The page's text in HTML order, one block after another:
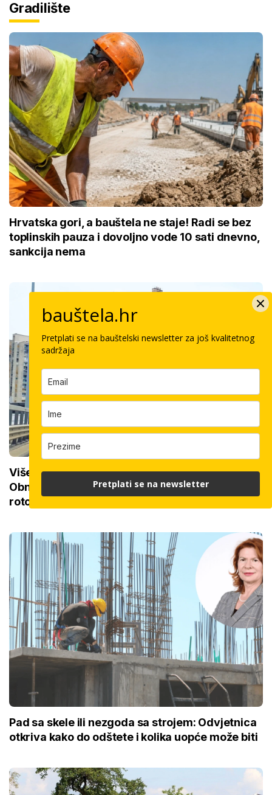
Gradilište
Hrvatska gori, a bauštela ne staje! Radi se bez
toplinskih pauza i dovoljno vode 10 sati dnevno,
sankcija nema
Više od pola milijuna eura za riječke ceste:
Obnovljeno 13.000 kvadrata, gradi se i novi
rotor
Pad sa skele ili nezgoda sa strojem: Odvjetnica
otkriva kako do odštete i kolika uopće može biti
bauštela.hr
Pretplati se na bauštelski newsletter za još kvalitetnog
sadržaja
Pretplati se na newsletter